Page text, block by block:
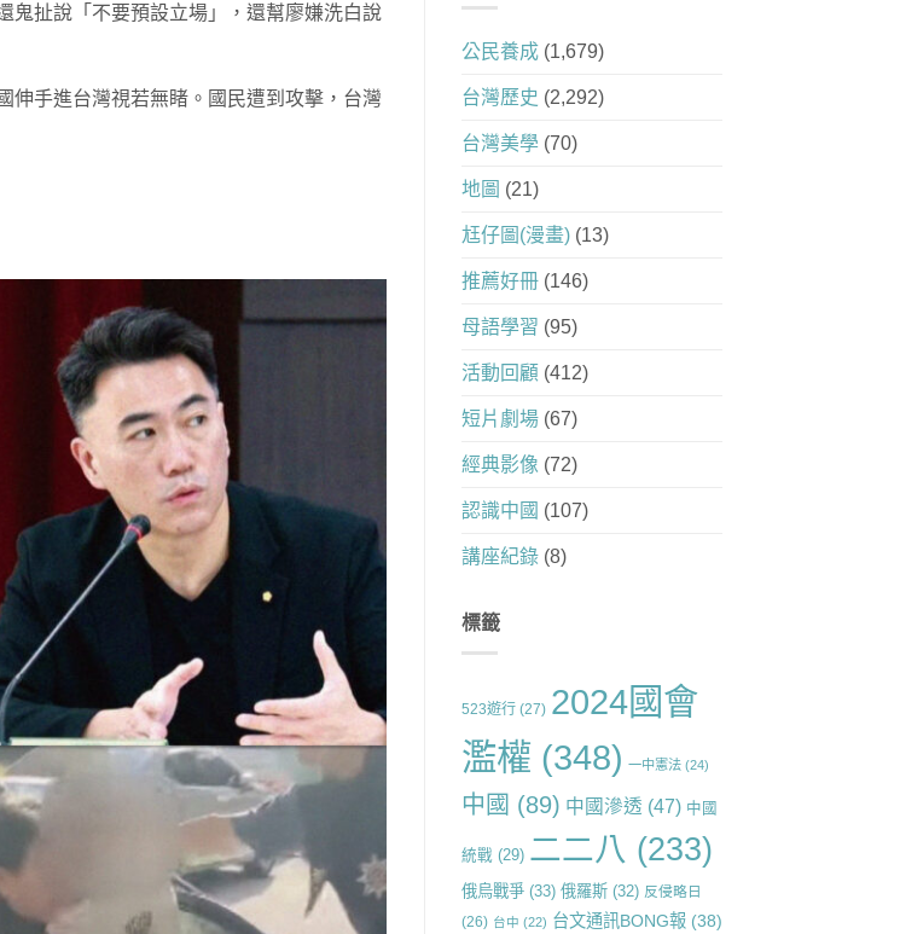
鬼扯說「不要預設立場」，還幫廖嫌洗白說
伸手進台灣視若無睹。國民遭到攻擊，台灣
公民養成(1,679)
台灣歷史 (2,292)
台灣美學(70)
地圖 (21)
尪仔圖(漫畫)(13)
推薦好冊(146)
母語學習 (95)
活動回顧 (412)
短片劇場(67)
經典影像 (72)
認識中國 (107)
講座紀錄(8)
標籤
523遊行(27) 2024國會
濫權 (348) 一中憲法(24)
中國 (89) 中國滲透 (47) 中國
統戰 (29) 二二八 (233)
俄烏戰爭(33) 俄羅斯(32) 反侵略日
(26) 台中 (22) 台文通訊BONG報(38)